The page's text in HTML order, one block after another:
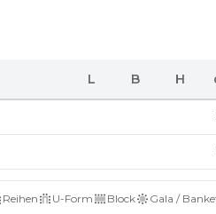
L B H
Reihen U-Form Block Gala /